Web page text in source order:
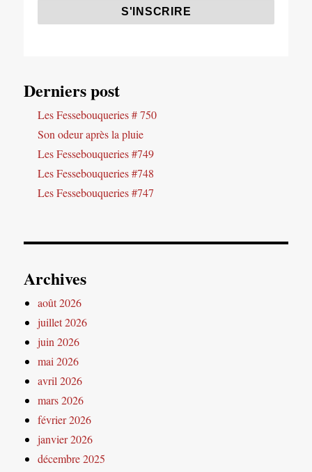
Derniers post
Les Fessebouqueries # 750
Son odeur après la pluie
Les Fessebouqueries #749
Les Fessebouqueries #748
Les Fessebouqueries #747
Archives
août 2026
juillet 2026
juin 2026
mai 2026
avril 2026
mars 2026
février 2026
janvier 2026
décembre 2025